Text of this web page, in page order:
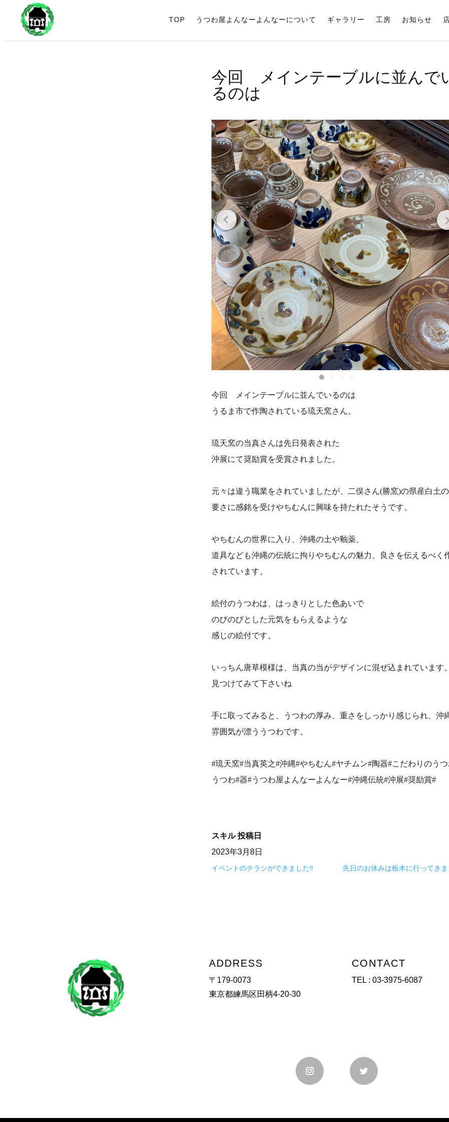
TOP うつわ屋よんなーよんなーについて ギャラリー 工房 お知らせ
今回 メインテーブルに並んで
るのは
今回 メインテーブルに並んでいるのは
うるま市で作陶されている琉天窯さん。
琉天窯の当真さんは先日発表された
沖展にて奨励賞を受賞されました。
元々は違う職業をされていましたが、二俣さん(勝窯)の県産白土
要さに感銘を受けやちむんに興味を持たれたそうです。
やちむんの世界に入り、沖縄の土や釉薬、
道具なども沖縄の伝統に拘りやちむんの魅力、良さを伝えるべく
されています。
絵付のうつわは、はっきりとした色あいで
のびのびとした元気をもらえるような
感じの絵付です。
いっちん唐草模様は、当真の当がデザインに混ぜ込まれています。
見つけてみて下さいね
手に取ってみると、うつわの厚み、重さをしっかり感じられ、沖
雰囲気が漂ううつわです。
#琉天窯#当真英之#沖縄#やちむん#ヤチムン#陶器#こだわりのう
うつわ#器#うつわ屋よんなーよんなー#沖縄伝統#沖展#奨励賞#
スキル 投稿日
2023年3月8日
イベントのチラシができました‼️ 先日のお休みは栃木に行ってきま
ADDRESS
〒179-0073
東京都練馬区田柄4-20-30
CONTACT
TEL : 03-3975-6087